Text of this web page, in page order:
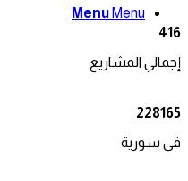
Menu Menu
416
إجمالي المشاريع
228165
في سورية